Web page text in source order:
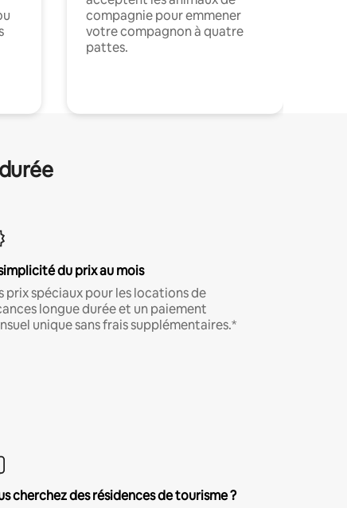
compagnie pour emmener
votre compagnon à quatre
pattes.
du prix au mois
prix spéciaux pour les locations de
longue durée et un paiement
unique sans frais supplémentaires.*
cherchez des résidences de tourisme ?